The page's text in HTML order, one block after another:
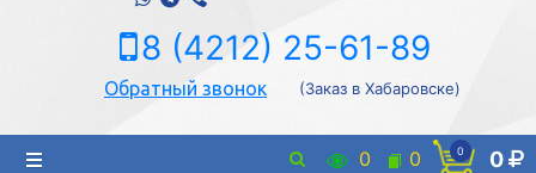
8 (4212) 25-61-89
Обратный звонок (Заказ в Хабаровске)
0 0 0 0